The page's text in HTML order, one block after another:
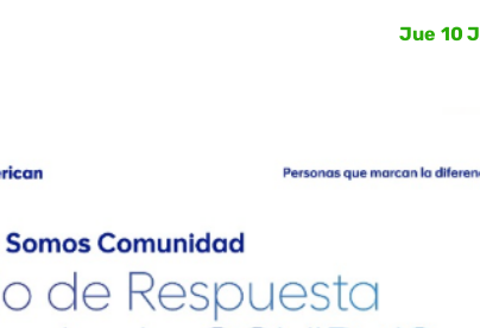
Jue 10